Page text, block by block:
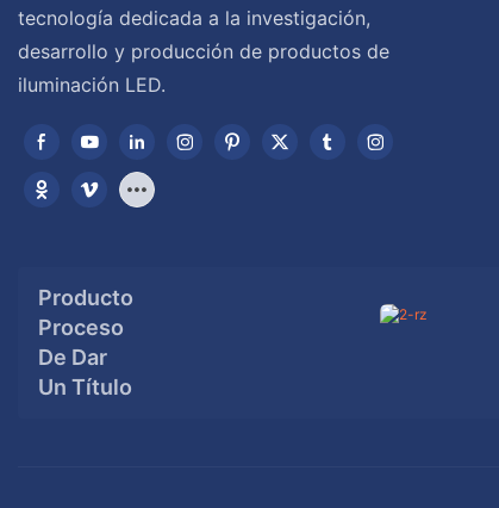
tecnología dedicada a la investigación,
desarrollo y producción de productos de
iluminación LED.
Producto
Proceso
De Dar
Un Título